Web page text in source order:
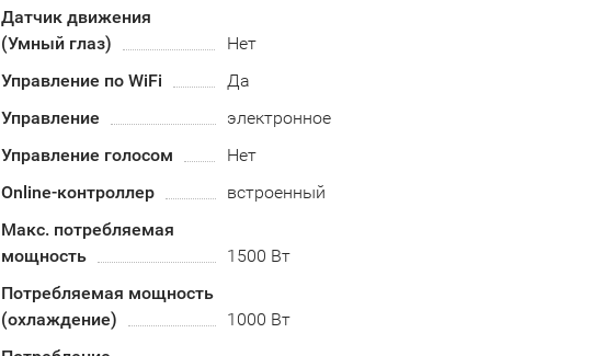
Датчик движения
(Умный глаз)
Нет
Управление по WiFi
Да
Управление
электронное
Управление голосом
Нет
Online-контроллер
встроенный
Макс. потребляемая
мощность
1500 Вт
Потребляемая мощность
(охлаждение)
1000 Вт